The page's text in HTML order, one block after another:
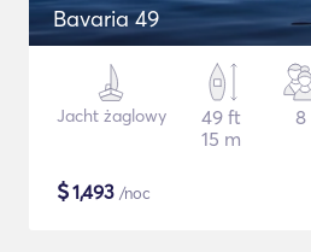
Bavaria 49
Jacht żaglowy
49 ft
15 m
8
$1,493 /noc